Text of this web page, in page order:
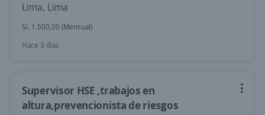
Lima, Lima
S/. 1.500,00 (Mensual)
Hace 3 días
Supervisor HSE ,trabajos en
altura,prevencionista de riesgos